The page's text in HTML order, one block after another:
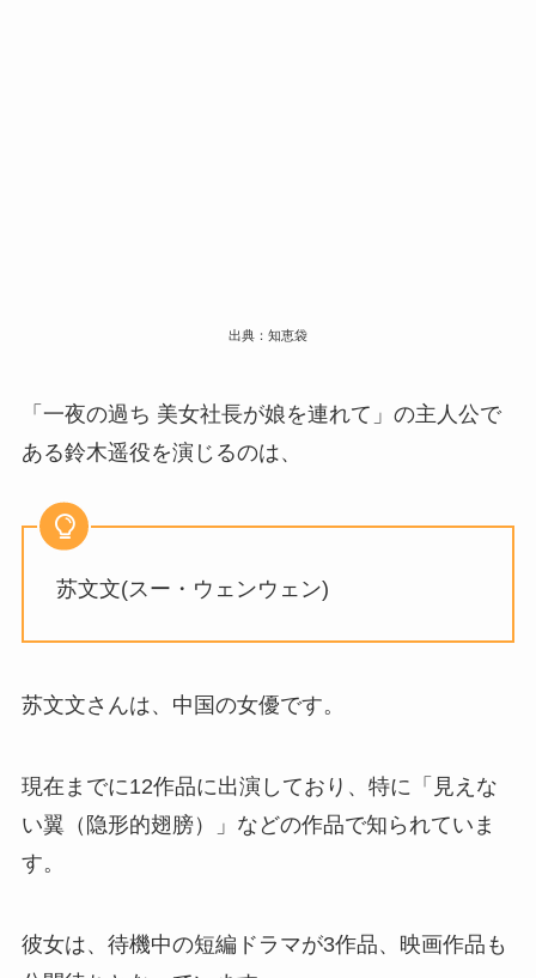
出典：知恵袋
「一夜の過ち 美女社長が娘を連れて」の主人公で
ある鈴木遥役を演じるのは、
苏文文(スー・ウェンウェン)
苏文文さんは、中国の女優です。
現在までに12作品に出演しており、特に「見えな
い翼（隐形的翅膀）」などの作品で知られていま
す。
彼女は、待機中の短編ドラマが3作品、映画作品も